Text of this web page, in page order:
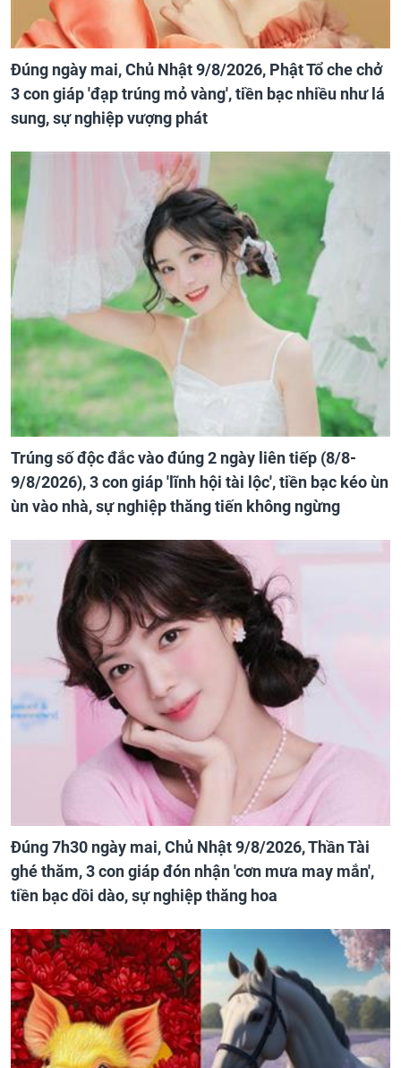
Đúng ngày mai, Chủ Nhật 9/8/2026, Phật Tổ che chở
3 con giáp 'đạp trúng mỏ vàng', tiền bạc nhiều như lá
sung, sự nghiệp vượng phát
Trúng số độc đắc vào đúng 2 ngày liên tiếp (8/8-
9/8/2026), 3 con giáp 'lĩnh hội tài lộc', tiền bạc kéo ùn
ùn vào nhà, sự nghiệp thăng tiến không ngừng
Đúng 7h30 ngày mai, Chủ Nhật 9/8/2026, Thần Tài
ghé thăm, 3 con giáp đón nhận 'cơn mưa may mắn',
tiền bạc dồi dào, sự nghiệp thăng hoa